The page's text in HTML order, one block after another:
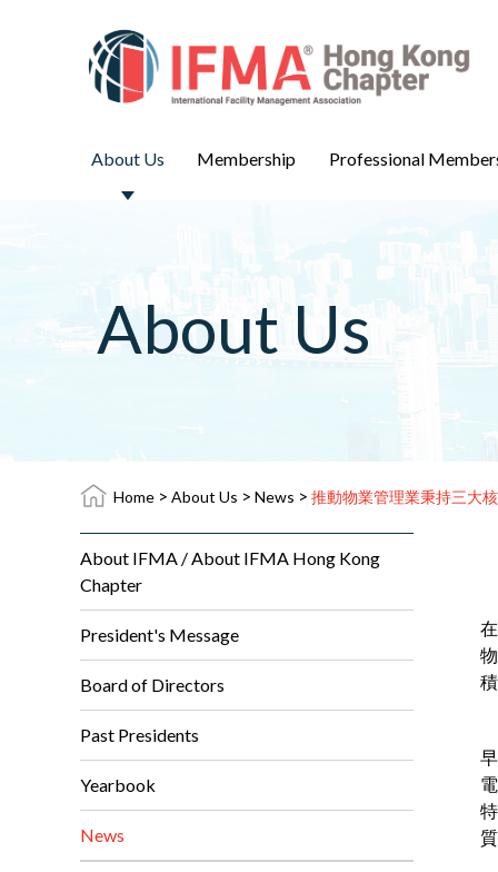
About Us Membership Professional
About Us
Home > About Us > News > 推動物業管理業秉持三大
About IFMA / About IFMA Hong Kong
Chapter
President's Message
Board of Directors
Past Presidents
Yearbook
News